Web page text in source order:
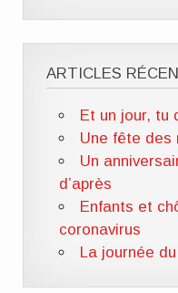
ARTICLES
Et un jour, tu
Une fête des
Un
d’après
Enfants et
coronavirus
La journée